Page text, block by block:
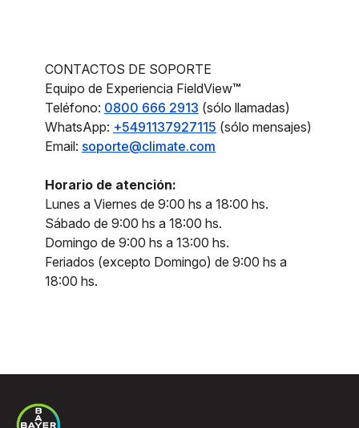
CONTACTOS DE SOPORTE
Equipo de Experiencia FieldView™
Teléfono: 0800 666 2913 (sólo llamadas)
WhatsApp: +5491137927115 (sólo mensajes)
Email: soporte@climate.com
Horario de atención:
Lunes a Viernes de 9:00 hs a 18:00 hs.
Sábado de 9:00 hs a 18:00 hs.
Domingo de 9:00 hs a 13:00 hs.
Feriados (excepto Domingo) de 9:00 hs a
18:00 hs.